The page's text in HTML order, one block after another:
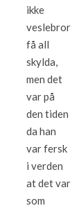
ikke
veslebror
få all
skylda,
men det
var på
den tiden
da han
var fersk
i verden
at det var
som